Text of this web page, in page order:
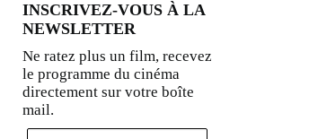
INSCRIVEZ-VOUS À LA
NEWSLETTER
Ne ratez plus un film, recevez
le programme du cinéma
directement sur votre boîte
mail.